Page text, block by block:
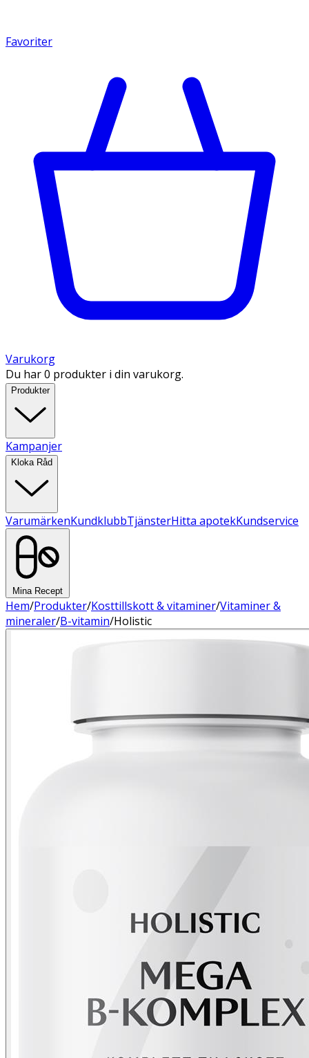
Favoriter
Varukorg
Du har 0 produkter i din varukorg.
Produkter
Kampanjer
Kloka Råd
VarumärkenKundklubbTjänsterHitta apotekKundservice
Mina Recept
Hem/Produkter/Kosttillskott & vitaminer/Vitaminer &
mineraler/B-vitamin/Holistic